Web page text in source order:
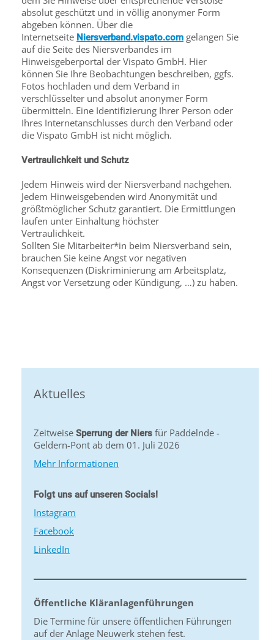
absolut geschützt und in völlig anonymer Form
abgeben können. Über die
Internetseite Niersverband.vispato.com gelangen Sie
auf die Seite des Niersverbandes im
Hinweisgeberportal der Vispato GmbH. Hier
können Sie Ihre Beobachtungen beschreiben, ggfs.
Fotos hochladen und dem Verband in
verschlüsselter und absolut anonymer Form
übermitteln. Eine Identifizierung Ihrer Person oder
Ihres Internetanschlusses durch den Verband oder
die Vispato GmbH ist nicht möglich.
Vertraulichkeit und Schutz
Jedem Hinweis wird der Niersverband nachgehen.
Jedem Hinweisgebenden wird Anonymität und
größtmöglicher Schutz garantiert. Die Ermittlungen
laufen unter Einhaltung höchster
Vertraulichkeit.
Sollten Sie Mitarbeiter*in beim Niersverband sein,
brauchen Sie keine Angst vor negativen
Konsequenzen (Diskriminierung am Arbeitsplatz,
Angst vor Versetzung oder Kündigung, …) zu haben.
Aktuelles
Zeitweise Sperrung der Niers für Paddelnde -
Geldern-Pont ab dem 01. Juli 2026
Mehr Informationen
Folgt uns auf unseren Socials!
Instagram
Facebook
LinkedIn
Öffentliche Kläranlagenführungen
Die Termine für unsere öffentlichen Führungen
auf der Anlage Neuwerk stehen fest.